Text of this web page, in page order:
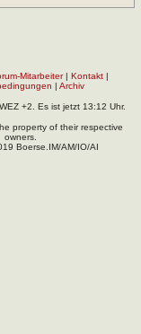
Mitarbeiter| Kontakt|
| Archiv
+2. Es ist jetzt 13:12 Uhr.
property of their respective
owners.
Boerse.IM/AM/IO/AI